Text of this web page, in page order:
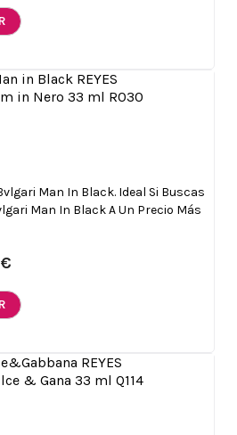
Man In Black. Ideal Si Buscas
Man In Black A Un Precio Más